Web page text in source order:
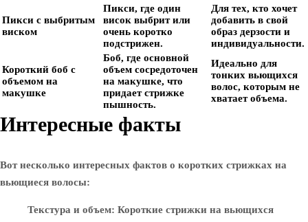
Пикси с выбритым
виском
Пикси, где один
висок выбрит или
очень коротко
подстрижен.
Для тех, кто хочет
добавить в свой
образ дерзости и
индивидуальности.
Короткий боб с
объемом на
макушке
Боб, где основной
объем сосредоточен
на макушке, что
придает стрижке
пышность.
Идеально для
тонких вьющихся
волос, которым не
хватает объема.
Интересные факты
Вот несколько интересных фактов о коротких стрижках на
вьющиеся волосы:
Текстура и объем: Короткие стрижки на вьющихся